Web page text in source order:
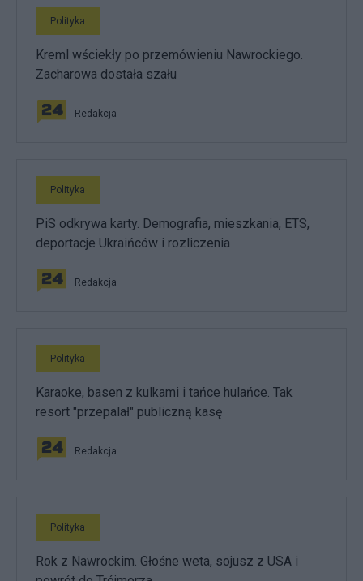
Polityka
Kreml wściekły po przemówieniu Nawrockiego.
Zacharowa dostała szału
Redakcja
Polityka
PiS odkrywa karty. Demografia, mieszkania, ETS,
deportacje Ukraińców i rozliczenia
Redakcja
Polityka
Karaoke, basen z kulkami i tańce hulańce. Tak
resort "przepalał" publiczną kasę
Redakcja
Polityka
Rok z Nawrockim. Głośne weta, sojusz z USA i